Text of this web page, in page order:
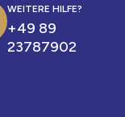
WEITERE HILFE?
+49 89
23787902